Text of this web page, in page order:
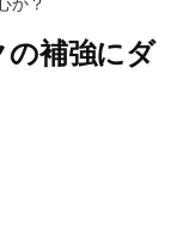
の補強にダ